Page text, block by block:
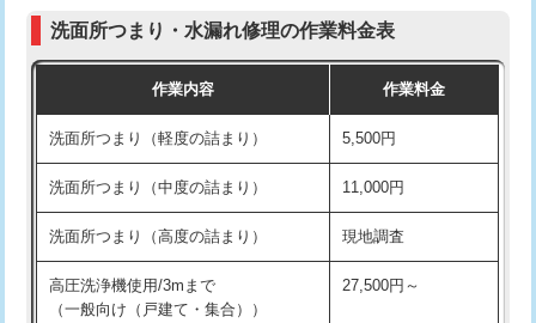
モルタル補修（厚さ10㎝まで） 27,500円
モルタル補修（厚さ10㎝超え） 38,500円
洗面台設置 38,500円
バスタブ設置 現場見積
追加人工 16,500円
（P/S/ポップアップ））
交換・取付（その他部品） 11,000円+材料費
持込商品取付（単水栓） 13,200円
持込商品取付（混合水栓） 16,500円
持込商品取付（浄水器・分岐水栓） 16,500円
給水管工事※（ホール加工) 16,500円
給水管工事※（バンド止め)
洗面所つまり・水漏れ修理の作業料金表
作業内容 作業料金
洗面所つまり（軽度の詰まり） 5,500円
洗面所つまり（中度の詰まり） 11,000円
洗面所つまり（高度の詰まり） 現地調査
高圧洗浄機使用/3mまで
（一般向け（戸建て・集合））
27,500円～